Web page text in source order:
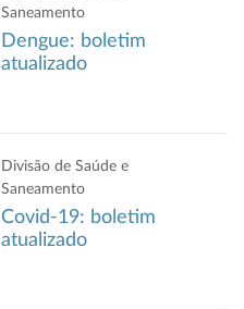
Saneamento
Dengue: boletim
atualizado
Divisão de Saúde e
Saneamento
Covid-19: boletim
atualizado